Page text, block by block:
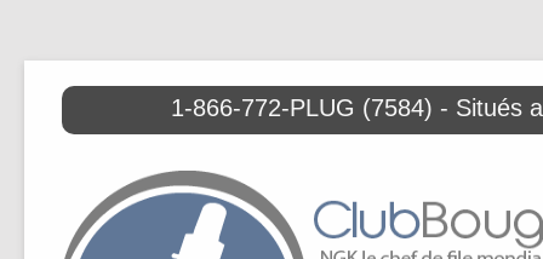
1-866-772-PLUG (7584) - Situés